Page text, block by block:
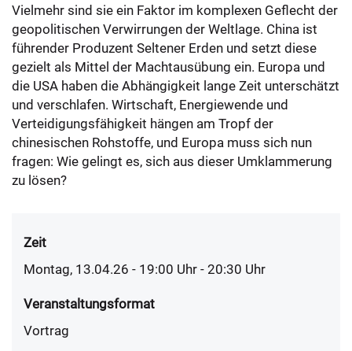
Vielmehr sind sie ein Faktor im komplexen Geflecht der
geopolitischen Verwirrungen der Weltlage. China ist
führender Produzent Seltener Erden und setzt diese
gezielt als Mittel der Machtausübung ein. Europa und
die USA haben die Abhängigkeit lange Zeit unterschätzt
und verschlafen. Wirtschaft, Energiewende und
Verteidigungsfähigkeit hängen am Tropf der
chinesischen Rohstoffe, und Europa muss sich nun
fragen: Wie gelingt es, sich aus dieser Umklammerung
zu lösen?
Zeit
Montag, 13.04.26 - 19:00 Uhr - 20:30 Uhr
Veranstaltungsformat
Vortrag